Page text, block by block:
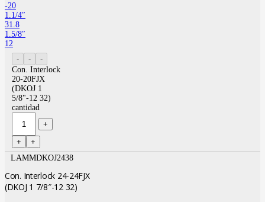
-20
1.1/4″
31.8
1.5/8″
12
Con. Interlock
20-20FJX
(DKOJ 1
5/8"-12 32)
cantidad
LAMMDKOJ2438
Con. Interlock 24-24FJX
(DKOJ 1 7/8″-12 32)